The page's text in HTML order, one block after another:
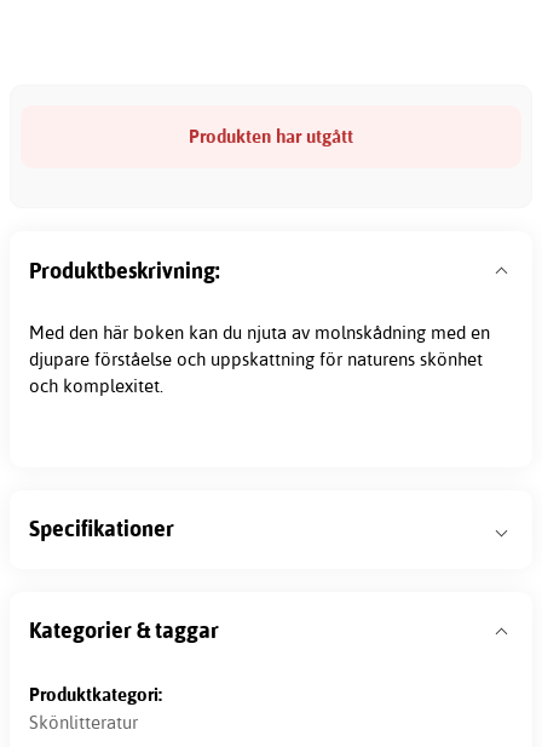
Produkten har utgått
Produktbeskrivning:
Med den här boken kan du njuta av molnskådning med en
djupare förståelse och uppskattning för naturens skönhet
och komplexitet.
Specifikationer
Kategorier & taggar
Produktkategori:
Skönlitteratur